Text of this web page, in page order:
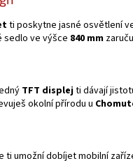
ti poskytne jasné osvětlení
sedlo ve výšce 840 mm
TFT displejti dávají
okolní přírodu u
ti umožní dobíjet mobilní